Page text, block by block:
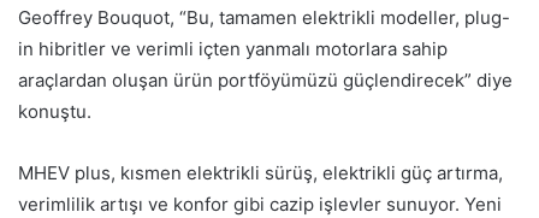
Geoffrey Bouquot, “Bu, tamamen elektrikli modeller, plug-
in hibritler ve verimli içten yanmalı motorlara sahip
araçlardan oluşan ürün portföyümüzü güçlendirecek” diye
konuştu.
MHEV plus, kısmen elektrikli sürüş, elektrikli güç artırma,
verimlilik artışı ve konfor gibi cazip işlevler sunuyor. Yeni